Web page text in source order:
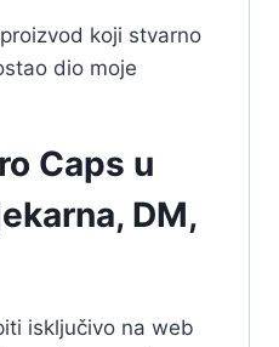
koji stvarno
dio moje
Caps u
DM,
isključivo na web